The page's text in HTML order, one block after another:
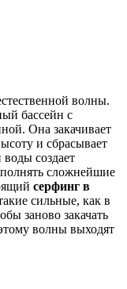
волны.
бассейн с
Она закачивает
и сбрасывает
создает
сложнейшие
серфинг в
сильные, как в
заново закачать
волны выходят